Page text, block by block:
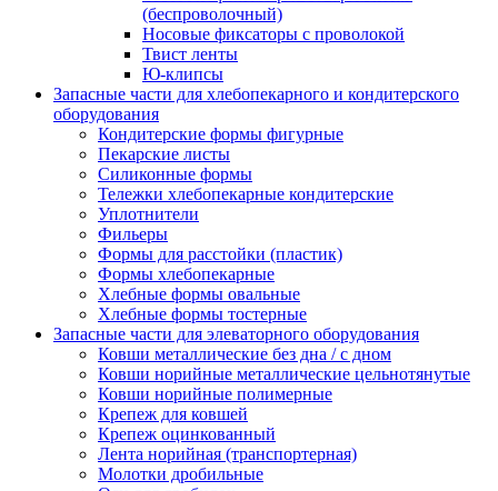
(беспроволочный)
Носовые фиксаторы с проволокой
Твист ленты
Ю-клипсы
Запасные части для хлебопекарного и кондитерского
оборудования
Кондитерские формы фигурные
Пекарские листы
Силиконные формы
Тележки хлебопекарные кондитерские
Уплотнители
Фильеры
Формы для расстойки (пластик)
Формы хлебопекарные
Хлебные формы овальные
Хлебные формы тостерные
Запасные части для элеваторного оборудования
Ковши металлические без дна / с дном
Ковши норийные металлические цельнотянутые
Ковши норийные полимерные
Крепеж для ковшей
Крепеж оцинкованный
Лента норийная (транспортерная)
Молотки дробильные